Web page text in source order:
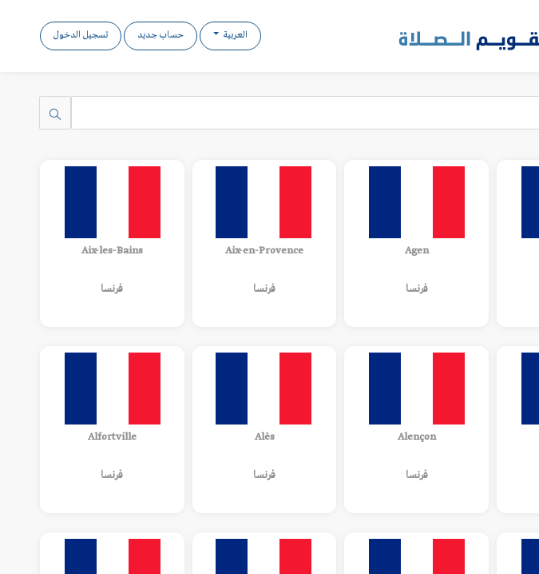
العربية حساب جديد تسجيل الدخول
Agen
فرنسا
Aix-en-Provence
فرنسا
Aix-les-Bains
فرنسا
Alençon
فرنسا
Alès
فرنسا
Alfortville
فرنسا